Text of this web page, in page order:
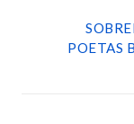
SOBRE
POETAS